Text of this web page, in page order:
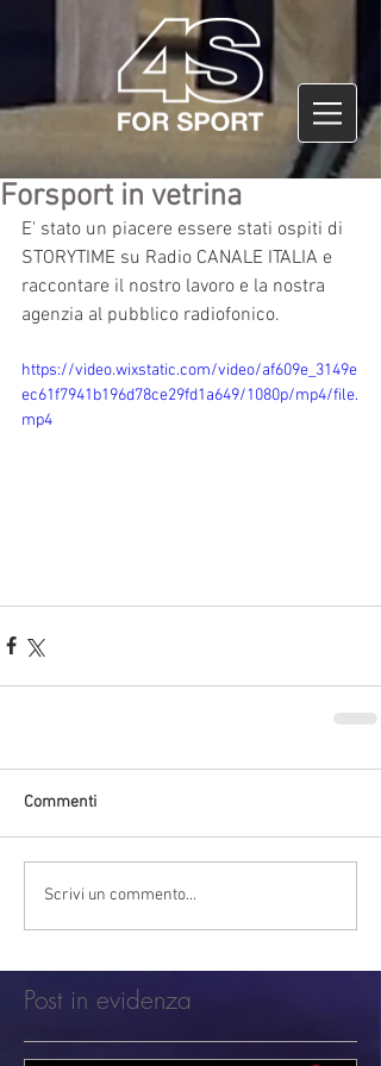
Forsport in vetrina
E' stato un piacere essere stati ospiti di
STORYTIME su Radio CANALE ITALIA e
raccontare il nostro lavoro e la nostra
agenzia al pubblico radiofonico.
https://video.wixstatic.com/video/af609e_3149e
ec61f7941b196d78ce29fd1a649/1080p/mp4/file.
mp4
Commenti
Scrivi un commento...
Post in evidenza